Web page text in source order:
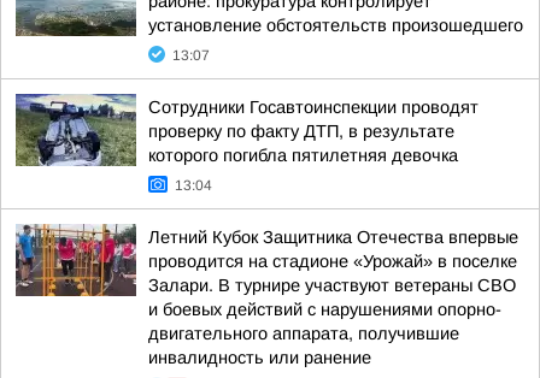
установление обстоятельств произошедшего
13:07
Сотрудники Госавтоинспекции проводят
проверку по факту ДТП, в результате
которого погибла пятилетняя девочка
13:04
Летний Кубок Защитника Отечества впервые
проводится на стадионе «Урожай» в поселке
Залари. В турнире участвуют ветераны СВО
и боевых действий с нарушениями опорно-
двигательного аппарата, получившие
инвалидность или ранение